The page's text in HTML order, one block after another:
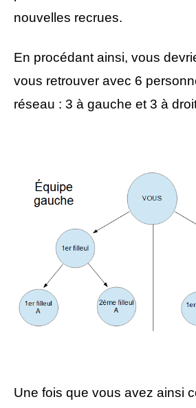
nouvelles recrues.
En procédant ainsi, vous
vous retrouver avec 6
réseau : 3 à gauche et 3 à
Une fois que vous avez ainsi